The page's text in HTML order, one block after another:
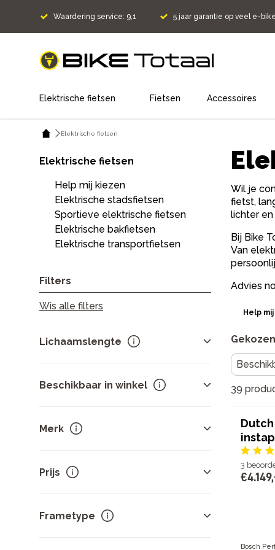
Waardering service: 9,1 5 jaar garantie op veel e-
home
Elektrische fietsen Fietsen Accessoires
Elektrische fietsen
Elektrische fietsen
Help mij kiezen
Elektrische stadsfietsen
Sportieve elektrische fietsen
Elektrische bakfietsen
Elektrische transportfietsen
Filters
Wis alle filters
Lichaamslengte
Beschikbaar in winkel
Klik hierom je winkel te wijzigen
Te bestellen bij deze winkel(s)
Merk
Gazelle
Cube
Prijs
Frametype
Wil je
fietst,
lichter
Bij Bike
Van
Advies
Help
39
Dutch
instap
3
€4.149,
Bosch